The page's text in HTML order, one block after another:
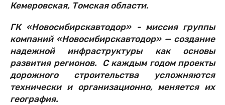
Кемеровская, Томская области.
ГК «Новосибирскавтодор» - миссия группы
компаний «Новосибирскавтодор» — создание
надежной инфраструктуры как основы
развития регионов. С каждым годом проекты
дорожного строительства усложняются
технически и организационно, меняется их
география.